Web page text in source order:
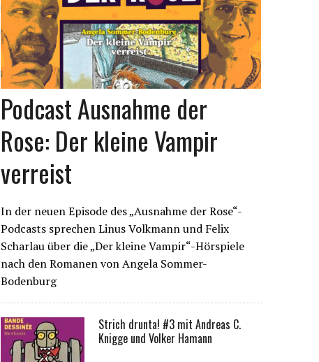
Podcast Ausnahme der
Rose: Der kleine Vampir
verreist
In der neuen Episode des „Ausnahme der Rose“-
Podcasts sprechen Linus Volkmann und Felix
Scharlau über die „Der kleine Vampir“-Hörspiele
nach den Romanen von Angela Sommer-
Bodenburg
Strich drunta! #3 mit Andreas C.
Knigge und Volker Hamann